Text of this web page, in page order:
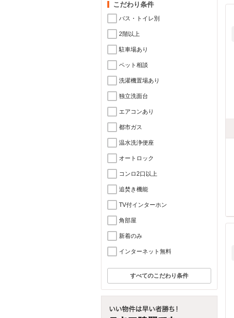
こだわり条件
バス・トイレ別
2階以上
駐車場あり
ペット相談
洗濯機置場あり
独立洗面台
エアコンあり
都市ガス
温水洗浄便座
オートロック
コンロ2口以上
追焚き機能
TV付インターホン
角部屋
新着のみ
インターネット無料
すべてのこだわり条件